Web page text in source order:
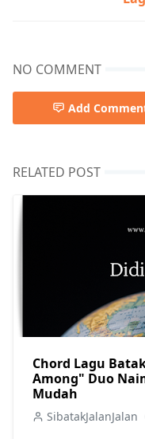
NO COMMENT
Add
RELATED POST
Chord Lagu
Among" Duo
Mudah
SibatakJalanJalan